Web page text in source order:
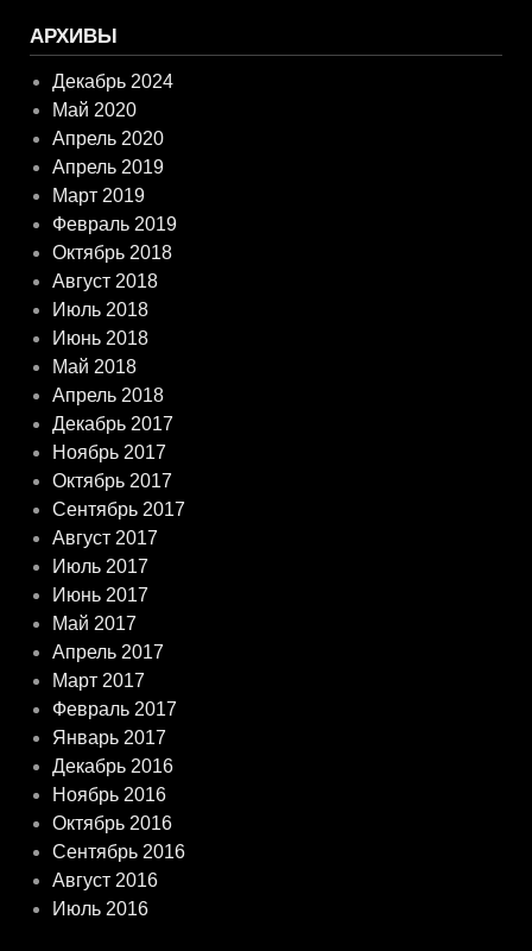
АРХИВЫ
Декабрь 2024
Май 2020
Апрель 2020
Апрель 2019
Март 2019
Февраль 2019
Октябрь 2018
Август 2018
Июль 2018
Июнь 2018
Май 2018
Апрель 2018
Декабрь 2017
Ноябрь 2017
Октябрь 2017
Сентябрь 2017
Август 2017
Июль 2017
Июнь 2017
Май 2017
Апрель 2017
Март 2017
Февраль 2017
Январь 2017
Декабрь 2016
Ноябрь 2016
Октябрь 2016
Сентябрь 2016
Август 2016
Июль 2016